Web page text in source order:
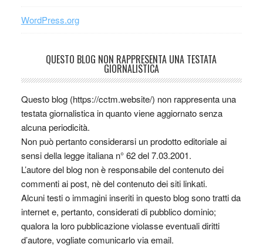
WordPress.org
QUESTO BLOG NON RAPPRESENTA UNA TESTATA
GIORNALISTICA
Questo blog (https://cctm.website/) non rappresenta una
testata giornalistica in quanto viene aggiornato senza
alcuna periodicità.
Non può pertanto considerarsi un prodotto editoriale ai
sensi della legge italiana n° 62 del 7.03.2001.
L’autore del blog non è responsabile del contenuto dei
commenti ai post, nè del contenuto dei siti linkati.
Alcuni testi o immagini inseriti in questo blog sono tratti da
internet e, pertanto, considerati di pubblico dominio;
qualora la loro pubblicazione violasse eventuali diritti
d’autore, vogliate comunicarlo via email.